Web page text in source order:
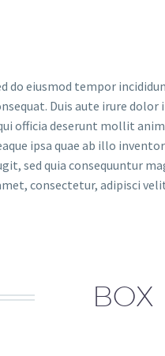
eiusmod tempor
Duis aute irure
officia deserunt mollit
ipsa quae ab illo
sed quia consequuntur
consectetur, adipisci
BOX